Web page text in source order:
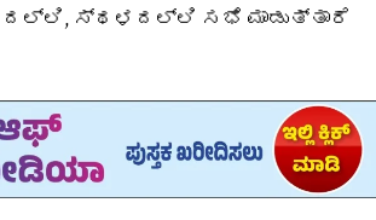
ಸ್ಥಳದಲ್ಲಿ ಸಭೆ ಮಾಡುತ್ತಾರೆ